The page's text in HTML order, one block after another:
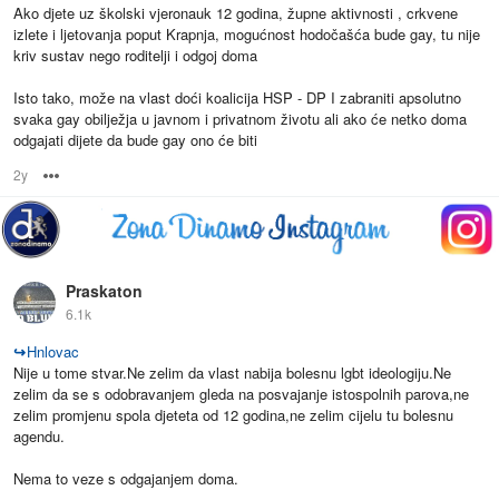
Ako djete uz školski vjeronauk 12 godina, župne aktivnosti , crkvene
izlete i ljetovanja poput Krapnja, mogućnost hodočašća bude gay, tu nije
kriv sustav nego roditelji i odgoj doma
Isto tako, može na vlast doći koalicija HSP - DP I zabraniti apsolutno
svaka gay obilježja u javnom i privatnom životu ali ako će netko doma
odgajati dijete da bude gay ono će biti
2y
Praskaton
6.1k
↪Hnlovac
Nije u tome stvar.Ne zelim da vlast nabija bolesnu lgbt ideologiju.Ne
zelim da se s odobravanjem gleda na posvajanje istospolnih parova,ne
zelim promjenu spola djeteta od 12 godina,ne zelim cijelu tu bolesnu
agendu.
Nema to veze s odgajanjem doma.